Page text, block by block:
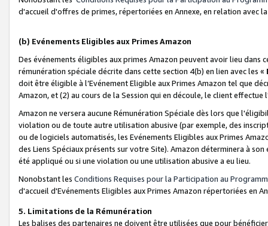
d'accueil d'offres de primes, répertoriées en Annexe, en relation avec
(b) Evénements Eligibles aux Primes Amazon
Des événements éligibles aux primes Amazon peuvent avoir lieu dans
rémunération spéciale décrite dans cette section 4(b) en lien avec les «
doit être éligible à l’Evénement Eligible aux Primes Amazon tel que
Amazon, et (2) au cours de la Session qui en découle, le client
Amazon ne versera aucune Rémunération Spéciale dès lors que
violation ou de toute autre utilisation abusive (par exemple, des
ou de logiciels automatisés, les Evénements Eligibles aux Primes
des Liens Spéciaux présents sur votre Site). Amazon déterminera à
été appliqué ou si une violation ou une utilisation abusive a eu lieu.
Nonobstant les Conditions Requises pour la Participation au
d'accueil d'Evénements Eligibles aux Primes Amazon répertoriées en
5. Limitations de la Rémunération
Les balises des partenaires ne doivent être utilisées que pour